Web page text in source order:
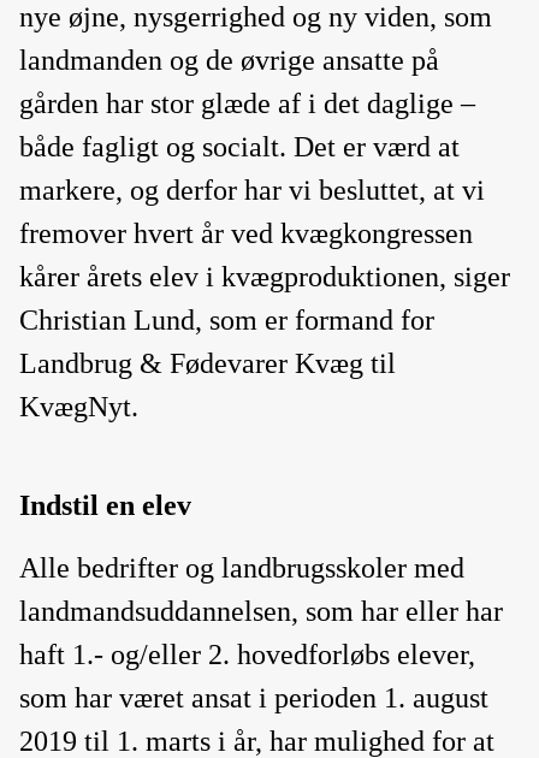
nye øjne, nysgerrighed og ny viden, som
landmanden og de øvrige ansatte på
gården har stor glæde af i det daglige –
både fagligt og socialt. Det er værd at
markere, og derfor har vi besluttet, at vi
fremover hvert år ved kvægkongressen
kårer årets elev i kvægproduktionen, siger
Christian Lund, som er formand for
Landbrug & Fødevarer Kvæg til
KvægNyt.
Indstil en elev
Alle bedrifter og landbrugsskoler med
landmandsuddannelsen, som har eller har
haft 1.- og/eller 2. hovedforløbs elever,
som har været ansat i perioden 1. august
2019 til 1. marts i år, har mulighed for at